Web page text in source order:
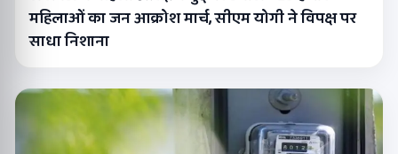
महिलाओं का जन आक्रोश मार्च, सीएम योगी ने विपक्ष पर
साधा निशाना